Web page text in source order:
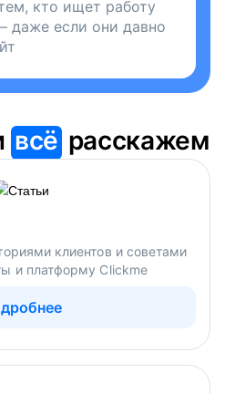
кто ищет работу
даже если они давно
всё расскажем
клиентов и советами
и платформу Clickme